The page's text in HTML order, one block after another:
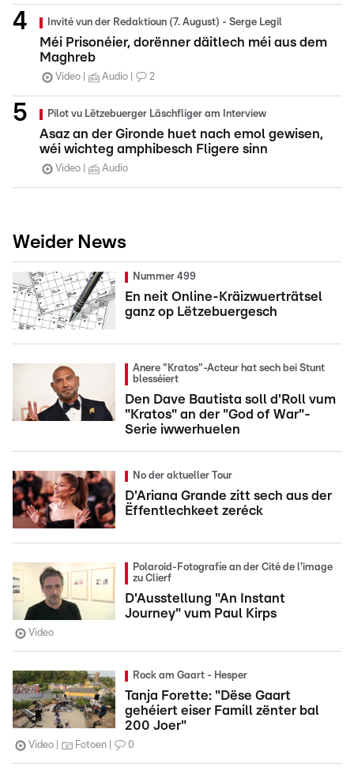
Invité vun der Redaktioun (7. August) - Serge Legil
Méi Prisonéier, dorënner däitlech méi aus dem
Maghreb
Video Audio 2
Pilot vu Lëtzebuerger Läschfliger am Interview
Asaz an der Gironde huet nach emol gewisen,
wéi wichteg amphibesch Fligere sinn
Video Audio
Weider News
Nummer 499
En neit Online-Kräizwuerträtsel
ganz op Lëtzebuergesch
Anere "Kratos"-Acteur hat sech bei Stunt
blesséiert
Den Dave Bautista soll d'Roll vum
"Kratos" an der "God of War"-
Serie iwwerhuelen
No der aktueller Tour
D'Ariana Grande zitt sech aus der
Ëffentlechkeet zeréck
Polaroid-Fotografie an der Cité de l'image
zu Clierf
D'Ausstellung "An Instant
Journey" vum Paul Kirps
Video
Rock am Gaart - Hesper
Tanja Forette: "Dëse Gaart
gehéiert eiser Famill zënter bal
200 Joer"
Video Fotoen 0